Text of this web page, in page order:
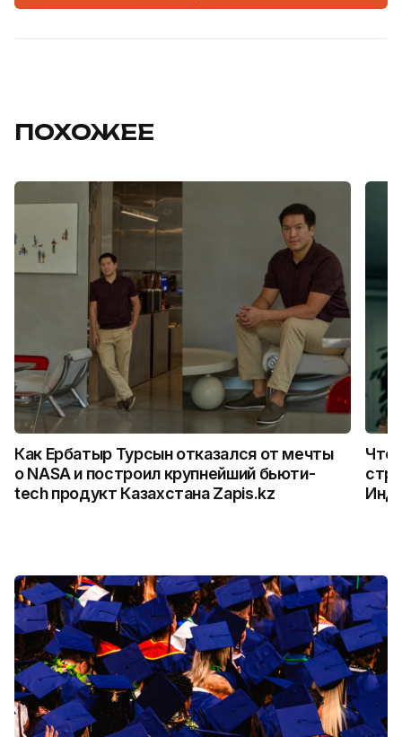
ПОХОЖЕЕ
Как Ербатыр Турсын отказался от мечты
о NASA и построил крупнейший бьюти-
tech продукт Казахстана Zapis.kz
Что